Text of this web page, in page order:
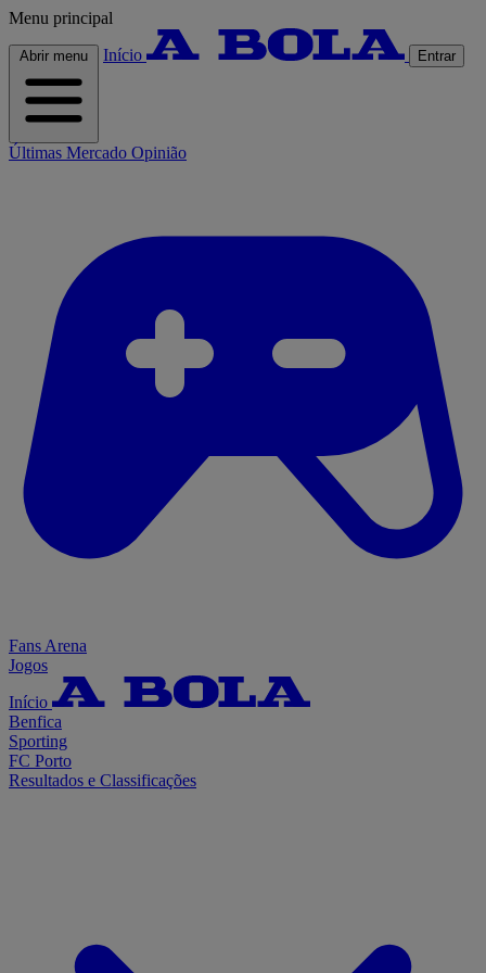
Menu principal
Abrir menu Início Entrar
Últimas Mercado Opinião
Fans Arena
Jogos
Início
Benfica
Sporting
FC Porto
Resultados e Classificações